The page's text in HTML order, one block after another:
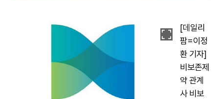
[데일리
팜=이정
환 기자]
비보존제
약 관계
사 비보